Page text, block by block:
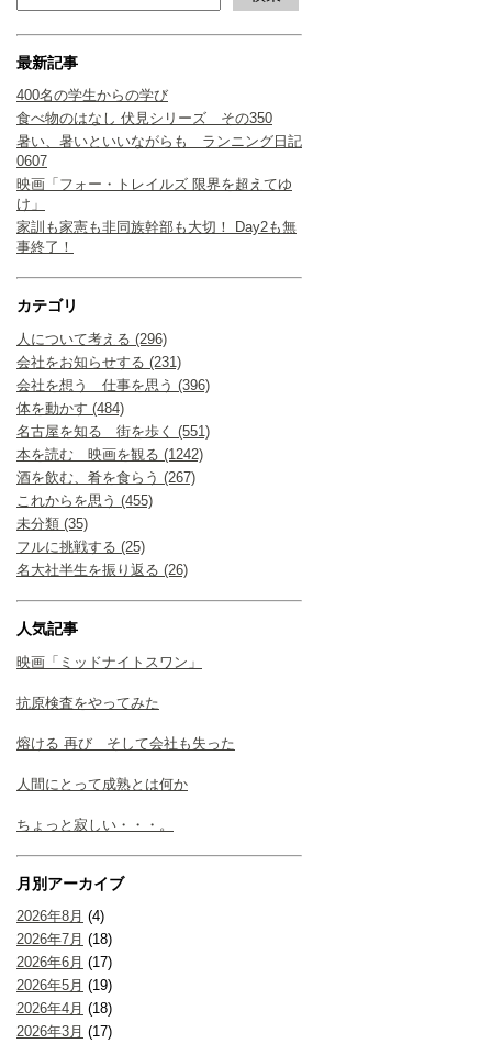
最新記事
400名の学生からの学び
食べ物のはなし 伏見シリーズ その350
暑い、暑いといいながらも ランニング日記
0607
映画「フォー・トレイルズ 限界を超えてゆ
け」
家訓も家憲も非同族幹部も大切！ Day2も無
事終了！
カテゴリ
人について考える (296)
会社をお知らせする (231)
会社を想う 仕事を思う (396)
体を動かす (484)
名古屋を知る 街を歩く (551)
本を読む 映画を観る (1242)
酒を飲む、肴を食らう (267)
これからを思う (455)
未分類 (35)
フルに挑戦する (25)
名大社半生を振り返る (26)
人気記事
映画「ミッドナイトスワン」
抗原検査をやってみた
熔ける 再び そして会社も失った
人間にとって成熟とは何か
ちょっと寂しい・・・。
月別アーカイブ
2026年8月 (4)
2026年7月 (18)
2026年6月 (17)
2026年5月 (19)
2026年4月 (18)
2026年3月 (17)